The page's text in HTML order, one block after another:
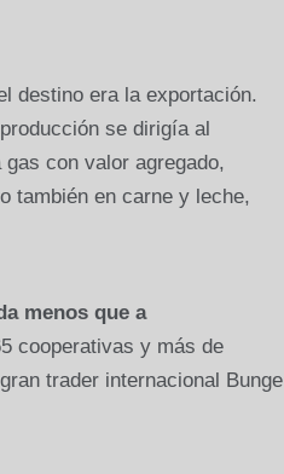
destino era la exportación.
se dirigía al
con valor agregado,
también en carne y leche,
menos que a
cooperativas y más de
trader internacional Bunge